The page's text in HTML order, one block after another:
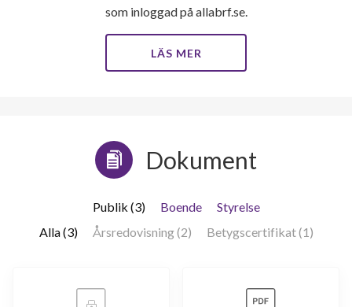
som inloggad på allabrf.se.
LÄS MER
Dokument
Publik (3) Boende
Styrelse
Alla (3)
Årsredovisning (2) Betygscertifikat (1)